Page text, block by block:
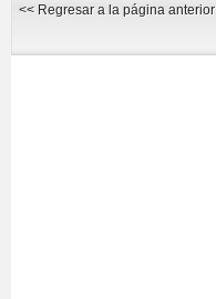
<< Regresar a la página anterior